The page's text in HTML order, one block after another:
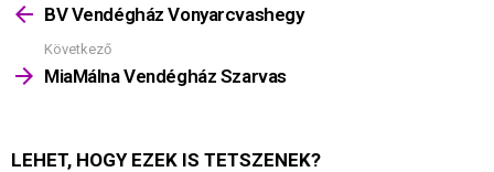
többetBV Vendégház Vonyarcvashegy
Következő
MiaMálna Vendégház Szarvas
LEHET, HOGY EZEK IS TETSZENEK?